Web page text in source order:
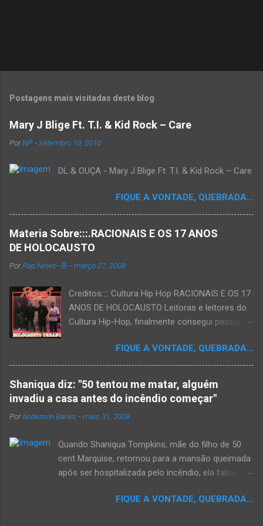
Postagens mais visitadas deste blog
Mary J Blige Ft. T.I. & Kid Rock – Care
PorNP -setembro 10, 2010
DL & OUÇA - Mary J Blige Ft. T.I. & Kid Rock – Care
FIQUE A VONTADE, QUEBRADA...
Materia Sobre:::.RACIONAIS E OS 17 ANOS
DE HOLOCAUSTO
PorRap News--® -março 27, 2008
Creditos:::: Cultura Hip Hop RACIONAIS E OS 17
ANOS DE HOLOCAUSTO Leitoras e leitores do
Cultura Hip-Hop, finalmente consegui passar
que há muito tempo vinha maturando: uma
espécie de "ensaio-tributo" ao disco mais
importante do rap brasileiro, que completará 17
anos agora em 2008. Falo de "Holocausto
Urbano", do grupo paulistano Racionais MC's.
Como de costume, uma pequena digressão. É
que o brasileiro não tem memória. Fala-se
muito por aí que não cultuamos nossos
antepassados nem nossa rica história
cabe a nós, formadores de opinião
FIQUE A VONTADE, QUEBRADA...
Shaniqua diz: "50 tentou me matar, alguém
invadiu a casa antes do incêndio começar"
PorAnderson Banks -maio 31, 2008
Quando Shaniqua Tompkins, mãe do filho de 50
cent Marquise, retornou para a mansão queimada
após ser hospitalizada pelo incêndio, ela falou
argumentações ao jornal. quando um repórter
FIQUE A VONTADE, QUEBRADA...